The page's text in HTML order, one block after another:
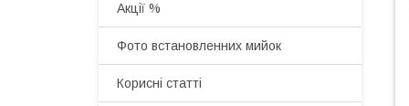
Акції %
Фото встановленних мийок
Корисні статті